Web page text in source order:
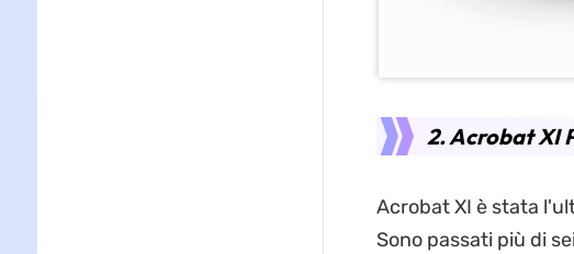
2. Acrobat XI
Acrobat XI è stata
Sono passati più di